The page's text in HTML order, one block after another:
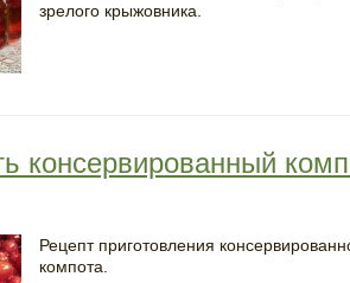
зрелого крыжовника.
консервированный
Рецепт приготовления
компота.